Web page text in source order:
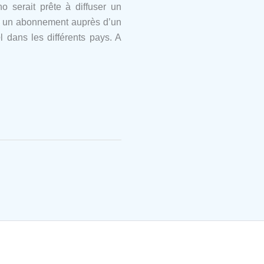
serait prête à diffuser un
abonnement auprès d’un
dans les différents pays. A